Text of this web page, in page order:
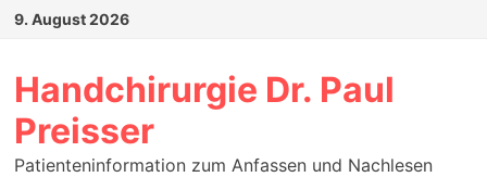
Zum
9. August 2026
Handchirurgie Dr. Paul
Preisser
Patienteninformation zum Anfassen und Nachlesen